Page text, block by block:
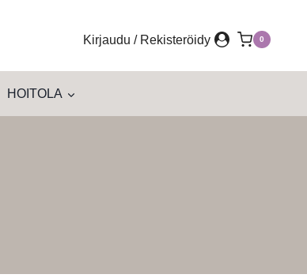
Kirjaudu / Rekisteröidy 0
HOITOLA